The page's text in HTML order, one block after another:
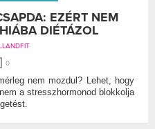
EZÉRT NEM
DIÉTÁZOL
0
nem mozdul? Lehet, hogy
a stresszhormonod blokkolja